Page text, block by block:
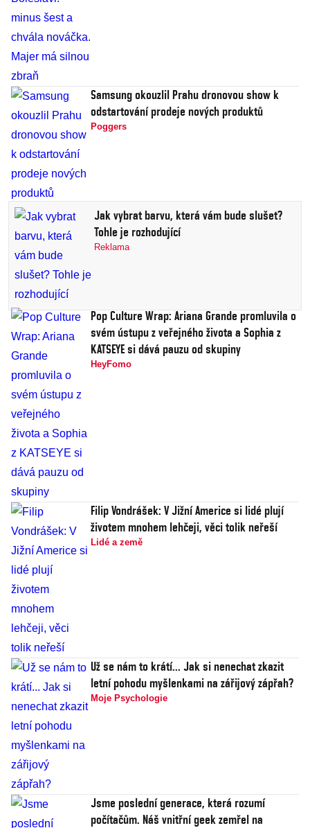
Samsung okouzlil Prahu dronovou show k
odstartování prodeje nových produktů
Poggers
Jak vybrat barvu, která vám bude slušet?
Tohle je rozhodující
Reklama
Pop Culture Wrap: Ariana Grande promluvila o
svém ústupu z veřejného života a Sophia z
KATSEYE si dává pauzu od skupiny
HeyFomo
Filip Vondrášek: V Jižní Americe si lidé plují
životem mnohem lehčeji, věci tolik neřeší
Lidé a země
Už se nám to krátí... Jak si nenechat zkazit
letní pohodu myšlenkami na zářijový zápřah?
Moje Psychologie
Jsme poslední generace, která rozumí
počítačům. Náš vnitřní geek zemřel na